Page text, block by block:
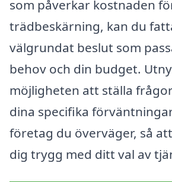
som påverkar kostnaden
trädbeskärning, kan du
välgrundat beslut som
behov och din budget.
möjligheten att ställa
dina specifika
företag du överväger, så
dig trygg med ditt val av